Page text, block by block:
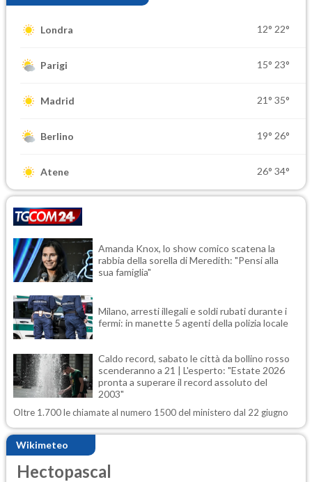
Londra 12° 22°
Parigi 15° 23°
Madrid 21° 35°
Berlino 19° 26°
Atene 26° 34°
Amanda Knox, lo show comico scatena la
rabbia della sorella di Meredith: "Pensi alla
sua famiglia"
Milano, arresti illegali e soldi rubati durante i
fermi: in manette 5 agenti della polizia locale
Caldo record, sabato le città da bollino rosso
scenderanno a 21 | L'esperto: "Estate 2026
pronta a superare il record assoluto del
2003"
Oltre 1.700 le chiamate al numero 1500 del ministero dal 22 giugno
Wikimeteo
Hectopascal